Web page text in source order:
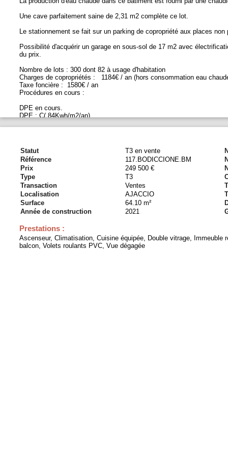
Une cave parfaitement saine de 2,31 m2 complète ce lot.
Le stationnement se fait sur un parking de copropriété aux places non
Possibilité d'acquérir un garage en sous-sol de 17 m2 avec
du prix.
Nombre de lots : 300 dont 82 à usage d'habitation
Charges de copropriétés : 1184€ / an (hors consommation eau
Taxe foncière : 1580€ / an
Procédures en cours :
DPE en cours.
DPE : C( 84Kwh/m2/an)
DPE réalisé le
Honoraires à la charge du vendeur
Statut
T3 en vente
Référence
117.BODICCIONE.BM
Prix
249 500 €
Type
T3
Transaction
Ventes
Localisation
AJACCIO
Surface
64.10 m²
Année de construction
2021
Prestations :
Ascenseur, Climatisation, Cuisine équipée, Double vitrage, Immeuble
balcon, Volets roulants PVC, Vue dégagée